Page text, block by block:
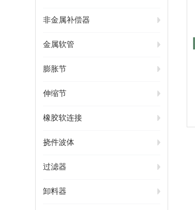
非金属补偿器
金属软管
膨胀节
伸缩节
橡胶软连接
挠件波体
过滤器
卸料器